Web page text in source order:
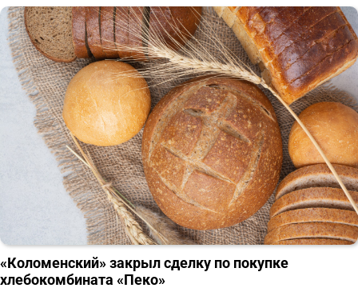
«Коломенский» закрыл сделку по покупке
хлебокомбината «Пеко»